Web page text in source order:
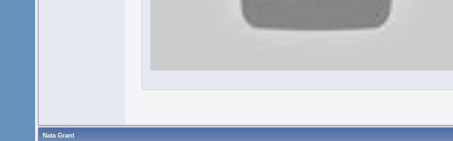
Nata Grant